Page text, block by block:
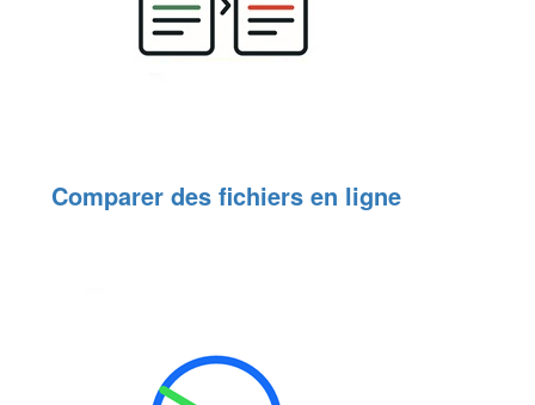
Comparer des fichiers en ligne